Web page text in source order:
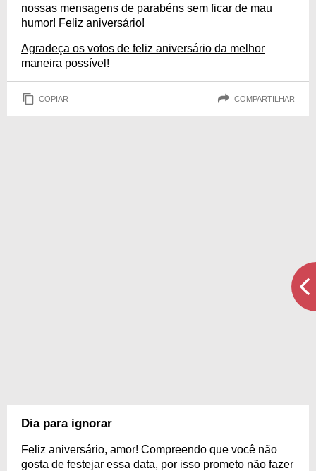
nossas mensagens de parabéns sem ficar de mau
humor! Feliz aniversário!
Agradeça os votos de feliz aniversário da melhor
maneira possível!
COPIAR COMPARTILHAR
Dia para ignorar
Feliz aniversário, amor! Compreendo que você não
gosta de festejar essa data, por isso prometo não fazer